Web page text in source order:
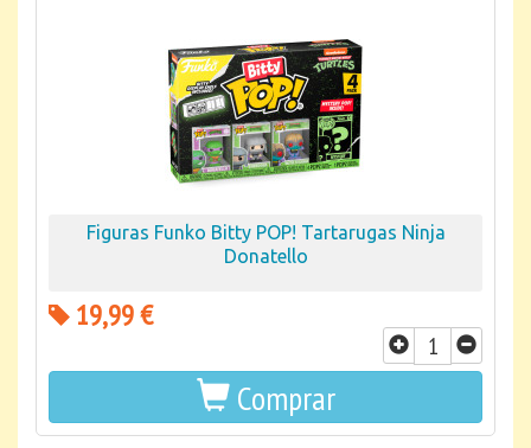
Figuras Funko Bitty POP! Tartarugas Ninja
Donatello
19,99 €
Comprar